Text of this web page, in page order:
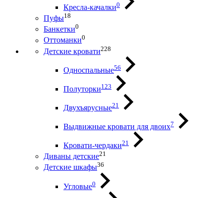
Кресла-качалки0
Пуфы18
Банкетки0
Оттоманки0
Детские кровати228
Односпальные56
Полуторки123
Двухъярусные21
Выдвижные кровати для двоих7
Кровати-чердаки21
Диваны детские21
Детские шкафы36
Угловые0